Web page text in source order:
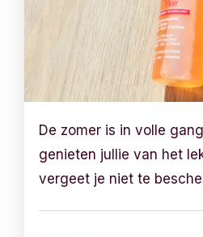
De zomer is in volle
genieten jullie van het
vergeet je niet te